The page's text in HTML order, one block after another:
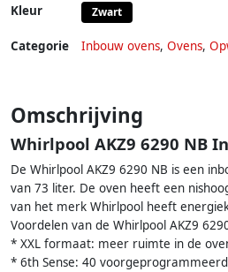
Kleur Zwart
Categorie Inbouw ovens, Ovens,
Omschrijving
Whirlpool AKZ9 6290 NB
De Whirlpool AKZ9 6290 NB is een
van 73 liter. De oven heeft een
van het merk Whirlpool heeft
Voordelen van de Whirlpool AKZ9
* XXL formaat: meer ruimte in de
* 6th Sense: 40